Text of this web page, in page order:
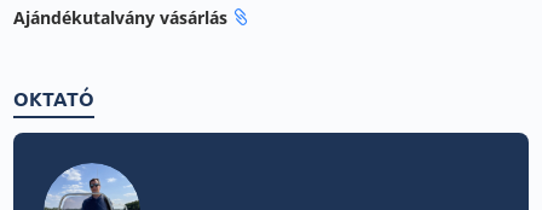
Ajándékutalvány vásárlás 
OKTATÓ